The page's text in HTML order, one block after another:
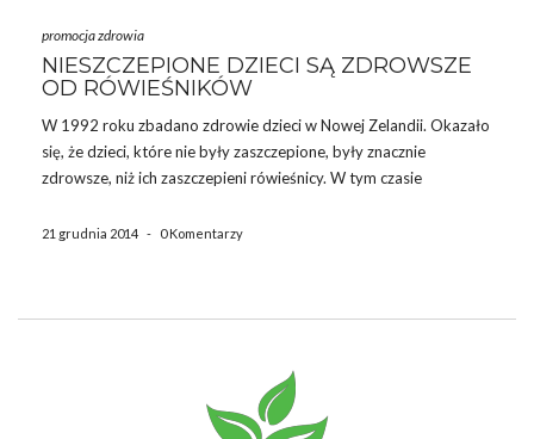
promocja zdrowia
NIESZCZEPIONE DZIECI SĄ ZDROWSZE
OD RÓWIEŚNIKÓW
W 1992 roku zbadano zdrowie dzieci w Nowej Zelandii. Okazało
się, że dzieci, które nie były zaszczepione, były znacznie
zdrowsze, niż ich zaszczepieni rówieśnicy. W tym czasie
były szczepione. Rodzice dzieci wypełnili ankiety, w których […]
21 grudnia 2014 - 0 Komentarzy